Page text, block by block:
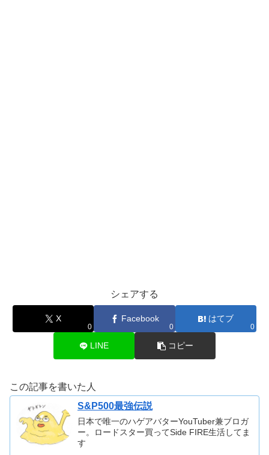
シェアする
X
0
Facebook
0
はてブ
0
LINE コピー
この記事を書いた人
S&P500最強伝説
日本で唯一のハゲアバターYouTuber兼ブロガ
ー。ロードスター買ってSide FIRE生活してま
す